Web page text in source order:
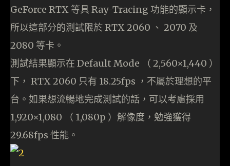
GeForce RTX 等具 Ray-Tracing 功能的顯示卡，
所以這部分的測試限於 RTX 2060 、 2070 及
2080 等卡。
測試結果顯示在 Default Mode （ 2,560×1,440 ）
下， RTX 2060 只有 18.25fps ，不屬於理想的平
台。如果想流暢地完成測試的話，可以考慮採用
1,920×1,080 （ 1,080p ）解像度，勉強獲得
29.68fps 性能。